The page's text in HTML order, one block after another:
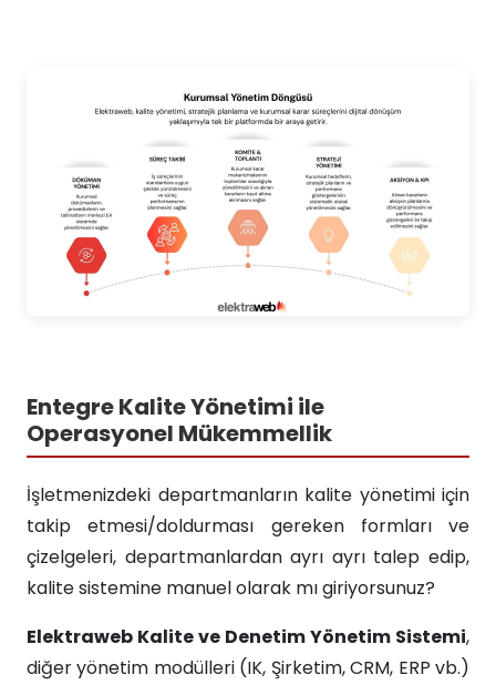
Entegre Kalite Yönetimi ile
Operasyonel Mükemmellik
İşletmenizdeki departmanların kalite yönetimi için
takip etmesi/doldurması gereken formları ve
çizelgeleri, departmanlardan ayrı ayrı talep edip,
kalite sistemine manuel olarak mı giriyorsunuz?
Elektraweb Kalite ve Denetim Yönetim Sistemi,
diğer yönetim modülleri (IK, Şirketim, CRM, ERP vb.)